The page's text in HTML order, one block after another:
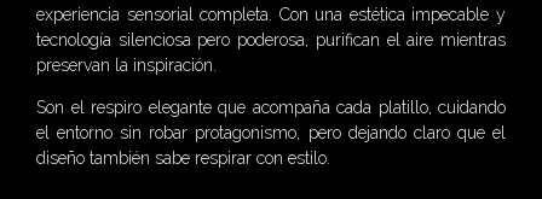
experiencia sensorial completa. Con una estética impecable y
tecnología silenciosa pero poderosa, purifican el aire mientras
preservan la inspiración.
Son el respiro elegante que acompaña cada platillo, cuidando
el entorno sin robar protagonismo, pero dejando claro que el
diseño también sabe respirar con estilo.